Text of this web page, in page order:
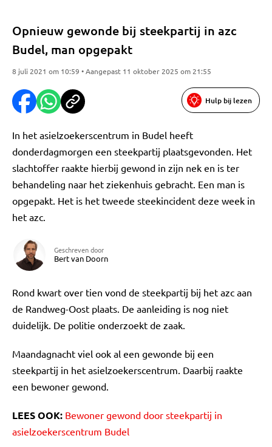
Opnieuw gewonde bij steekpartij in azc
Budel, man opgepakt
8 juli 2021 om 10:59 • Aangepast 11 oktober 2025 om 21:55
Hulp bij lezen
In het asielzoekerscentrum in Budel heeft
donderdagmorgen een steekpartij plaatsgevonden. Het
slachtoffer raakte hierbij gewond in zijn nek en is ter
behandeling naar het ziekenhuis gebracht. Een man is
opgepakt. Het is het tweede steekincident deze week in
het azc.
Geschreven door
Bert van Doorn
Rond kwart over tien vond de steekpartij bij het azc aan
de Randweg-Oost plaats. De aanleiding is nog niet
duidelijk. De politie onderzoekt de zaak.
Maandagnacht viel ook al een gewonde bij een
steekpartij in het asielzoekerscentrum. Daarbij raakte
een bewoner gewond.
LEES OOK: Bewoner gewond door steekpartij in
asielzoekerscentrum Budel